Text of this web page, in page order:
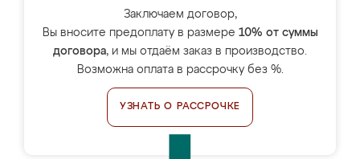
Заключаем договор,
Вы вносите предоплату в размере 10% от суммы
договора, и мы отдаём заказ в производство.
Возможна оплата в рассрочку без %.
УЗНАТЬ О РАССРОЧКЕ